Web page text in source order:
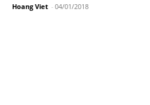
Hoang Viet - 04/01/2018